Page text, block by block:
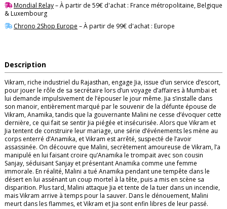
Mondial Relay– À partir de 59€ d'achat : France métropolitaine, Belgique
& Luxembourg
Chrono 2Shop Europe – À partir de 99€ d'achat : Europe
Description
Vikram, riche industriel du Rajasthan, engage Jia, issue d’un service d’escort,
pour jouer le rôle de sa secrétaire lors d’un voyage d’affaires à Mumbai et
lui demande impulsivement de l’épouser le jour même. Jia s’installe dans
son manoir, entièrement marqué par le souvenir de la défunte épouse de
Vikram, Anamika, tandis que la gouvernante Malini ne cesse d’évoquer cette
dernière, ce qui fait se sentir Jia piégée et insécurisée. Alors que Vikram et
Jia tentent de construire leur mariage, une série d’événements les mène au
corps enterré d’Anamika, et Vikram est arrêté, suspecté de l’avoir
assassinée. On découvre que Malini, secrètement amoureuse de Vikram, l’a
manipulé en lui faisant croire qu’Anamika le trompait avec son cousin
Sanjay, séduisant Sanjay et présentant Anamika comme une femme
immorale. En réalité, Malini a tué Anamika pendant une tempête dans le
désert en lui assénant un coup mortel à la tête, puis a mis en scène sa
disparition. Plus tard, Malini attaque Jia et tente de la tuer dans un incendie,
mais Vikram arrive à temps pour la sauver. Dans le dénouement, Malini
meurt dans les flammes, et Vikram et Jia sont enfin libres de leur passé.